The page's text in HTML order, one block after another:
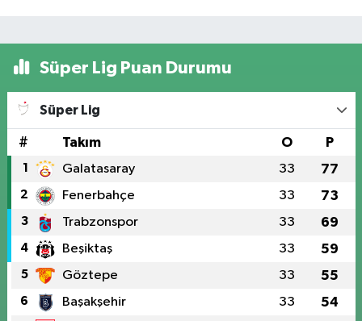
Süper Lig Puan Durumu
Süper Lig
# Takım O P
1 Galatasaray 33 77
2 Fenerbahçe 33 73
3 Trabzonspor 33 69
4 Beşiktaş 33 59
5 Göztepe 33 55
6 Başakşehir 33 54